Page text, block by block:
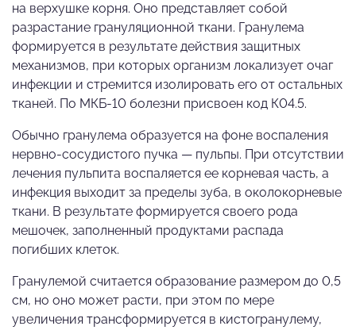
на верхушке корня. Оно представляет собой
разрастание грануляционной ткани. Гранулема
формируется в результате действия защитных
механизмов, при которых организм локализует очаг
инфекции и стремится изолировать его от остальных
тканей. По МКБ-10 болезни присвоен код К04.5.
Обычно гранулема образуется на фоне воспаления
нервно-сосудистого пучка — пульпы. При отсутствии
лечения пульпита воспаляется ее корневая часть, а
инфекция выходит за пределы зуба, в околокорневые
ткани. В результате формируется своего рода
мешочек, заполненный продуктами распада
погибших клеток.
Гранулемой считается образование размером до 0,5
см, но оно может расти, при этом по мере
увеличения трансформируется в кистогранулему,